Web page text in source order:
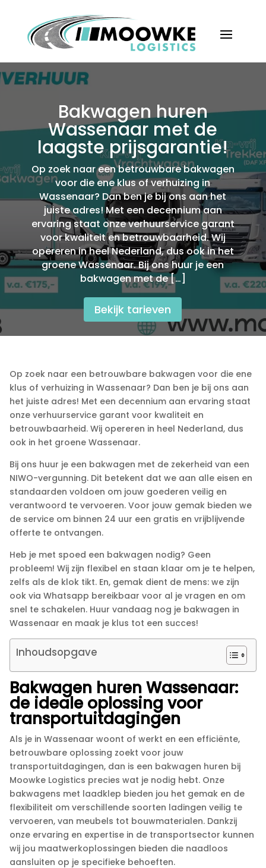
Bakwagen huren
Wassenaar met de
laagste prijsgarantie!
Op zoek naar een betrouwbare bakwagen
voor die ene klus of verhuizing in
Wassenaar? Dan ben je bij ons aan het
juiste adres! Met een decennium aan
ervaring staat onze verhuurservice garant
voor kwaliteit en betrouwbaarheid.​ Wij
opereren in heel Nederland, dus ook in het
groene Wassenaar.​ Bij ons huur je een
bakwagen met de […]
Bekijk tarieven
Op zoek naar een betrouwbare bakwagen voor die ene
klus of verhuizing in Wassenaar? Dan ben je bij ons aan
het juiste adres! Met een decennium aan ervaring staat
onze verhuurservice garant voor kwaliteit en
betrouwbaarheid.​ Wij opereren in heel Nederland, dus
ook in het groene Wassenaar.​
Bij ons huur je een bakwagen met de zekerheid van een
NIWO-vergunning.​ Dit betekent dat we aan alle eisen en
standaarden voldoen om jouw goederen veilig en
verantwoord te vervoeren.​ Voor jouw gemak bieden we
de service om binnen 24 uur een gratis en vrijblijvende
offerte te ontvangen.​
Heb je met spoed een bakwagen nodig? Geen
probleem! Wij zijn flexibel en staan klaar om je te helpen,
zelfs als de klok tikt.​ En, gemak dient de mens: we zijn
ook via Whatsapp bereikbaar voor al je vragen en om
snel te schakelen.​ Huur vandaag nog je bakwagen in
Wassenaar en maak je klus tot een succes!
Inhoudsopgave
Bakwagen huren Wassenaar:
de ideale oplossing voor
transportuitdagingen
Als je in Wassenaar woont of werkt en een efficiënte,
betrouwbare oplossing zoekt voor jouw
transportuitdagingen, dan is een bakwagen huren bij
Moowke Logistics precies wat je nodig hebt.​ Onze
bakwagens met laadklep bieden jou het gemak en de
flexibiliteit om verschillende soorten ladingen veilig te
vervoeren, van meubels tot bouwmaterialen.​ Dankzij
onze ervaring en expertise in de transportsector kunnen
wij jou maatwerkoplossingen bieden die naadloos
aansluiten op je specifieke behoeften.​